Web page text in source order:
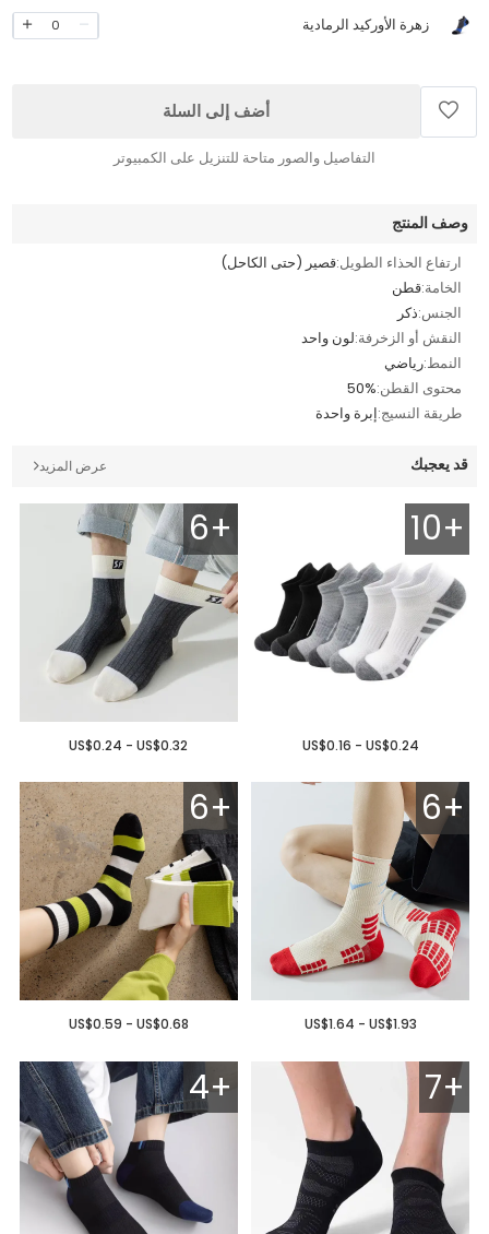
زهرة الأوركيد الرمادية 0
أضف إلى السلة
التفاصيل والصور متاحة للتنزيل على الكمبيوتر
وصف المنتج
ارتفاع الحذاء الطويل:قصير (حتى الكاحل)
الخامة:قطن
الجنس:ذكر
النقش أو الزخرفة:لون واحد
النمط:رياضي
محتوى القطن:50%
طريقة النسيج:إبرة واحدة
قد يعجبك عرض المزيد
10+
US$0.16 - US$0.24
6+
US$0.24 - US$0.32
6+
US$1.64 - US$1.93
6+
US$0.59 - US$0.68
7+
4+